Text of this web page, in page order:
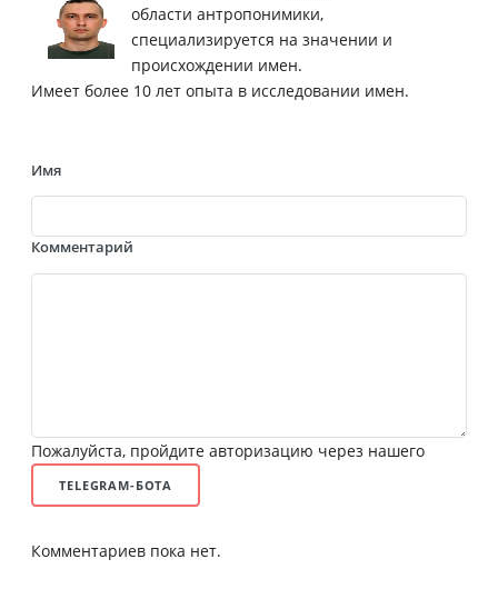
области антропонимики,
специализируется на значении и
происхождении имен.
Имеет более 10 лет опыта в исследовании имен.
Имя
Комментарий
Пожалуйста, пройдите авторизацию через нашего
TELEGRAM-БОТА
Комментариев пока нет.